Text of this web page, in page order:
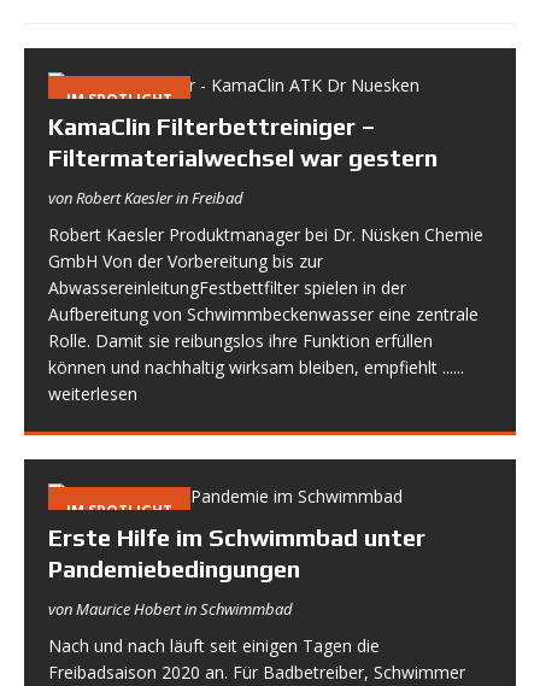
IM SPOTLIGHT
KamaClin Filterbettreiniger –
Filtermaterialwechsel war gestern
von Robert Kaesler in Freibad
Robert Kaesler Produktmanager bei Dr. Nüsken Chemie
GmbH Von der Vorbereitung bis zur
AbwassereinleitungFestbettfilter spielen in der
Aufbereitung von Schwimmbeckenwasser eine zentrale
Rolle. Damit sie reibungslos ihre Funktion erfüllen
können und nachhaltig wirksam bleiben, empfiehlt ......
weiterlesen
IM SPOTLIGHT
Erste Hilfe im Schwimmbad unter
Pandemiebedingungen
von Maurice Hobert in Schwimmbad
Nach und nach läuft seit einigen Tagen die
Freibadsaison 2020 an. Für Badbetreiber, Schwimmer